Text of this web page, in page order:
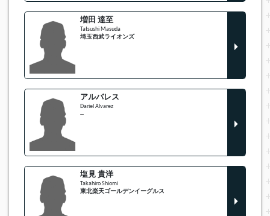
増田 達至
Tatsushi Masuda
埼玉西武ライオンズ
アルバレス
Dariel Alvarez
--
塩見 貴洋
Takahiro Shiomi
東北楽天ゴールデンイーグルス